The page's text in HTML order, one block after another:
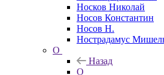
Носков Николай
Носов Константин
Носов Н.
Нострадамус
О
Назад
О